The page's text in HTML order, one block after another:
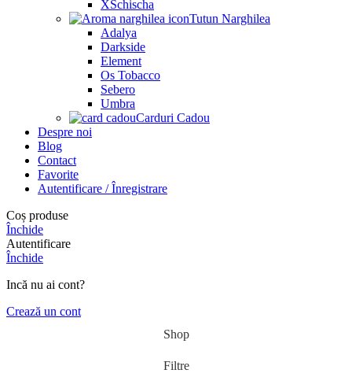
XSchischa
Tutun Narghilea
Adalya
Darkside
Element
Os Tobacco
Sebero
Umbra
Carduri Cadou
Despre noi
Blog
Contact
Favorite
Autentificare / Înregistrare
Coș produse
Închide
Autentificare
Închide
Incă nu ai cont?
Crează un cont
Shop
Filtre